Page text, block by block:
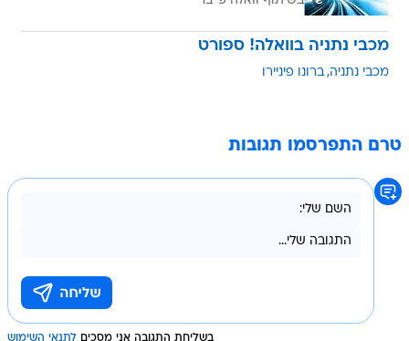
מכבי נתניה בוואלה! ספורט
מכבי נתניה ברונו פיניירו
טרם התפרסמו תגובות
בשליחת התגובה אני מסכים לתנאי השימוש